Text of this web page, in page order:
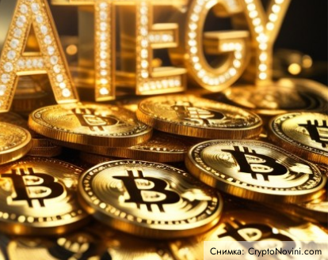
Снимка: CryptoNovini.com